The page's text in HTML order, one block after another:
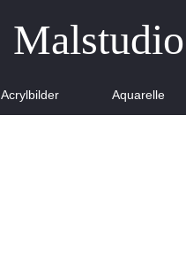
Acrylbilder Aquarelle